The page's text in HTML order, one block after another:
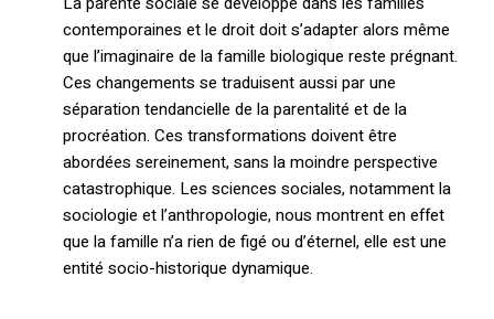
contemporaines et le droit doit s’adapter alors même
que l’imaginaire de la famille biologique reste prégnant.
Ces changements se traduisent aussi par une
séparation tendancielle de la parentalité et de la
procréation. Ces transformations doivent être
abordées sereinement, sans la moindre perspective
catastrophique. Les sciences sociales, notamment la
sociologie et l’anthropologie, nous montrent en effet
que la famille n’a rien de figé ou d’éternel, elle est une
entité socio-historique dynamique.